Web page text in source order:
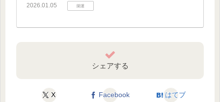
2026.01.05 開運
シェアする
X Facebook はてブ